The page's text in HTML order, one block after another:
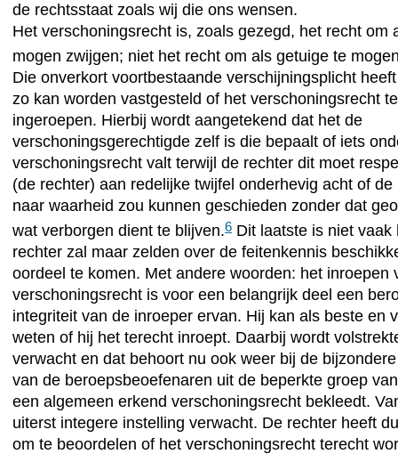
de rechtsstaat zoals wij die ons wensen.
Het verschoningsrecht is, zoals gezegd, het recht om
mogen zwijgen; niet het recht om als getuige te
Die onverkort voortbestaande verschijningsplicht
zo kan worden vastgesteld of het verschoningsrecht
ingeroepen. Hierbij wordt aangetekend dat het de
verschoningsgerechtigde zelf is die bepaalt of iets
verschoningsrecht valt terwijl de rechter dit moet
(de rechter) aan redelijke twijfel onderhevig acht of
naar waarheid zou kunnen geschieden zonder dat
wat verborgen dient te blijven.6 Dit laatste is niet
rechter zal maar zelden over de feitenkennis
oordeel te komen. Met andere woorden: het inroepen
verschoningsrecht is voor een belangrijk deel een
integriteit van de inroeper ervan. Hij kan als beste en
weten of hij het terecht inroept. Daarbij wordt
verwacht en dat behoort nu ook weer bij de
van de beroepsbeoefenaren uit de beperkte groep
een algemeen erkend verschoningsrecht bekleedt.
uiterst integere instelling verwacht. De rechter heeft
om te beoordelen of het verschoningsrecht terecht